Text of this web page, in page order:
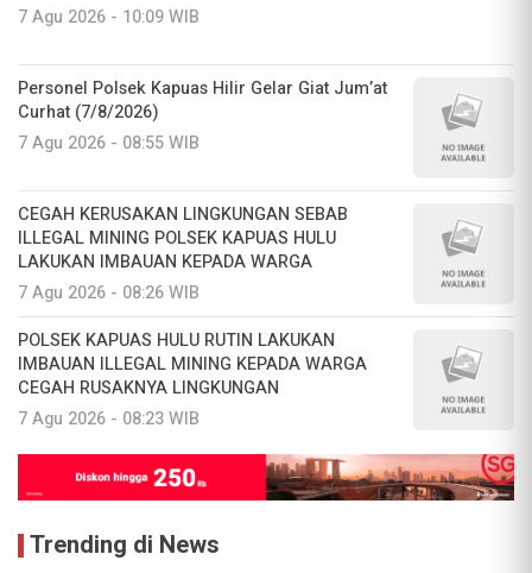
7 Agu 2026 - 10:09 WIB
Personel Polsek Kapuas Hilir Gelar Giat Jum’at
Curhat (7/8/2026)
7 Agu 2026 - 08:55 WIB
CEGAH KERUSAKAN LINGKUNGAN SEBAB
ILLEGAL MINING POLSEK KAPUAS HULU
LAKUKAN IMBAUAN KEPADA WARGA
7 Agu 2026 - 08:26 WIB
POLSEK KAPUAS HULU RUTIN LAKUKAN
IMBAUAN ILLEGAL MINING KEPADA WARGA
CEGAH RUSAKNYA LINGKUNGAN
7 Agu 2026 - 08:23 WIB
Trending di News